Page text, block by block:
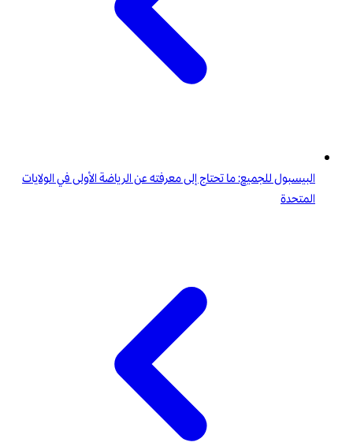
البيسبول للجميع: ما تحتاج إلى معرفته عن الرياضة الأولى في الولايات
المتحدة